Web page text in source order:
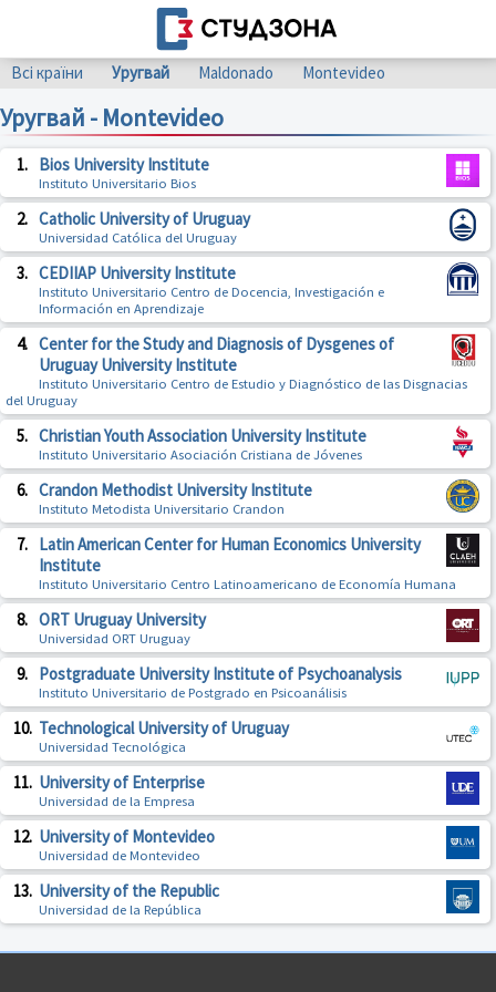
Всі країни Уругвай Maldonado Montevideo
Уругвай - Montevideo
1. Bios University Institute
Instituto Universitario Bios
2. Catholic University of Uruguay
Universidad Católica del Uruguay
3. CEDIIAP University Institute
Instituto Universitario Centro de Docencia, Investigación e
Información en Aprendizaje
4. Center for the Study and Diagnosis of Dysgenes of
Uruguay University Institute
Instituto Universitario Centro de Estudio y Diagnóstico de las Disgnacias
del Uruguay
5. Christian Youth Association University Institute
Instituto Universitario Asociación Cristiana de Jóvenes
6. Crandon Methodist University Institute
Instituto Metodista Universitario Crandon
7.
Latin American Center for Human Economics University
Institute
Instituto Universitario Centro Latinoamericano de Economía Humana
8. ORT Uruguay University
Universidad ORT Uruguay
9. Postgraduate University Institute of Psychoanalysis
Instituto Universitario de Postgrado en Psicoanálisis
10. Technological University of Uruguay
Universidad Tecnológica
11. University of Enterprise
Universidad de la Empresa
12. University of Montevideo
Universidad de Montevideo
13. University of the Republic
Universidad de la República